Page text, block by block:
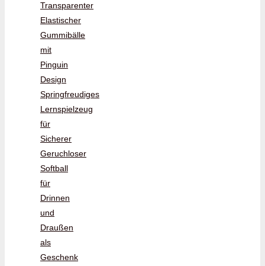
Transparenter
Elastischer
Gummibälle
mit
Pinguin
Design
Springfreudiges
Lernspielzeug
für
Sicherer
Geruchloser
Softball
für
Drinnen
und
Draußen
als
Geschenk